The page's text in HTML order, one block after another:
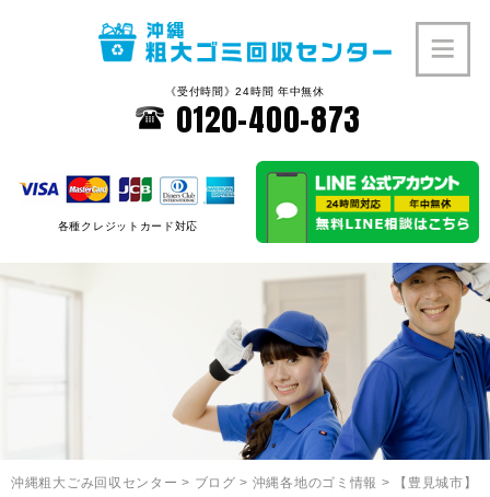
《受付時間》24時間 年中無休
0120-400-873
各種クレジットカード対応
沖縄粗大ごみ回収センター > ブログ > 沖縄各地のゴミ情報 >
【豊見城市】